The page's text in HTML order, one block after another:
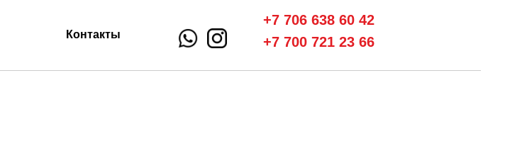
Контакты +7 700 721 23 66
+7 706 638 60 42